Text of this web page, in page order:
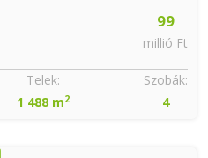
99
millió Ft
Szobák:
4
Telek:
1 488 m2